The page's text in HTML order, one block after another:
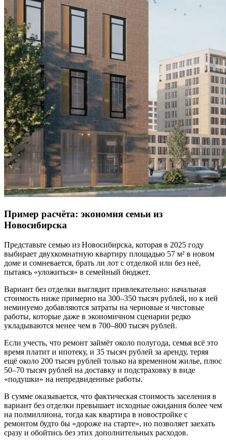
Пример расчёта: экономия семьи из
Новосибирска
Представьте семью из Новосибирска, которая в 2025 году
выбирает двухкомнатную квартиру площадью 57 м² в новом
доме и сомневается, брать ли лот с отделкой или без неё,
пытаясь «уложиться» в семейный бюджет.
Вариант без отделки выглядит привлекательно: начальная
стоимость ниже примерно на 300–350 тысяч рублей, но к ней
неминуемо добавляются затраты на черновые и чистовые
работы, которые даже в экономичном сценарии редко
укладываются менее чем в 700–800 тысяч рублей.
Если учесть, что ремонт займёт около полугода, семья всё это
время платит и ипотеку, и 35 тысяч рублей за аренду, теряя
ещё около 200 тысяч рублей только на временном жилье, плюс
50–70 тысяч рублей на доставку и подстраховку в виде
«подушки» на непредвиденные работы.
В сумме оказывается, что фактическая стоимость заселения в
вариант без отделки превышает исходные ожидания более чем
на полмиллиона, тогда как квартира в новостройке с
ремонтом будто бы «дороже на старте», но позволяет заехать
сразу и обойтись без этих дополнительных расходов.